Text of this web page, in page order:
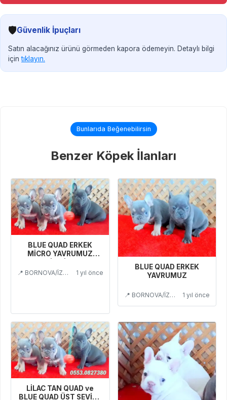
🛡️Güvenlik İpuçları
Satın alacağınız ürünü görmeden kapora ödemeyin. Detaylı bilgi
içintıklayın.
Bunlarıda Beğenebilirsin
Benzer Köpek İlanları
BLUE QUAD ERKEK
MİCRO YAVRUMUZ
📍 BORNOVA/İZMİR 1 yıl önce
BLUE QUAD ERKEK
YAVRUMUZ
📍 BORNOVA/İZMİR 1 yıl önce
LİLAC TAN QUAD ve
BLUE QUAD ÜST SEVİYE